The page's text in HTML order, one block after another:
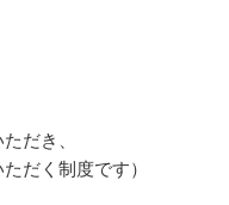
だき、
だく制度です）